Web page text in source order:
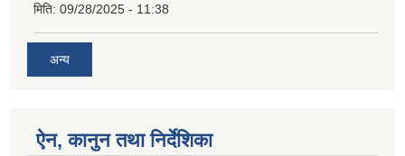
मिति: 09/28/2025 - 11:38
अन्य
ऐन, कानुन तथा निर्देशिका